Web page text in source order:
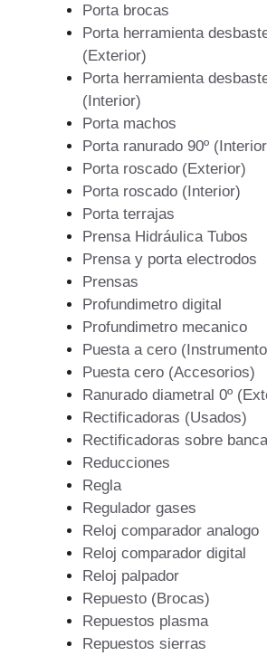
Porta brocas
Porta herramienta
(Exterior)
Porta herramienta
(Interior)
Porta machos
Porta ranurado 90º
Porta roscado (Exterior)
Porta roscado (Interior)
Porta terrajas
Prensa Hidráulica Tubos
Prensa y porta electrodos
Prensas
Profundimetro digital
Profundimetro mecanico
Puesta a cero
Puesta cero (Accesorios)
Ranurado diametral 0º
Rectificadoras (Usados)
Rectificadoras sobre
Reducciones
Regla
Regulador gases
Reloj comparador analogo
Reloj comparador digital
Reloj palpador
Repuesto (Brocas)
Repuestos plasma
Repuestos sierras